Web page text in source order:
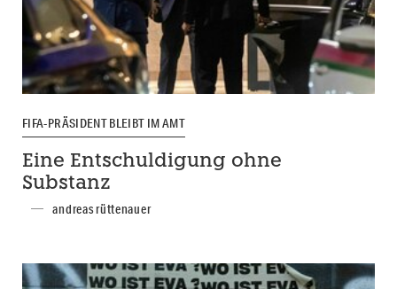
FIFA-PRÄSIDENT BLEIBT IM AMT
Eine Entschuldigung ohne
Substanz
andreas rüttenauer